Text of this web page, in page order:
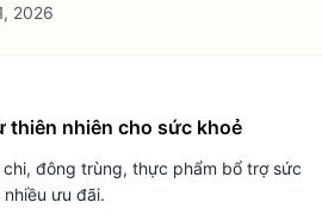
2026
thiên nhiên cho sức khoẻ
chi, đông trùng, thực phẩm bổ trợ sức
ưu đãi.